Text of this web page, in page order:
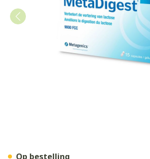
Op bestelling